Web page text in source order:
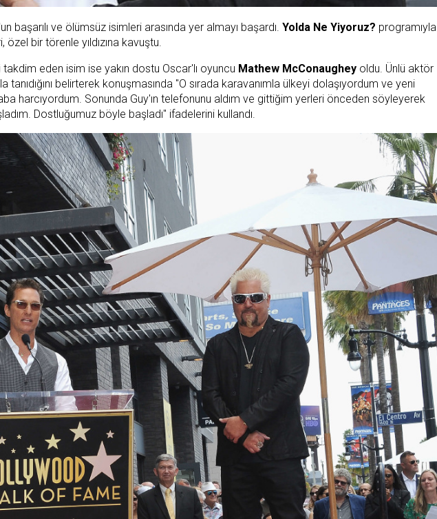
başarılı ve ölümsüz isimleri arasında yer almayı başardı. Yolda Ne Yiyoruz? programıyla
özel bir törenle yıldızına kavuştu.
eden isim ise yakın dostu Oscar'lı oyuncu Mathew McConaughey oldu. Ünlü aktör
tanıdığını belirterek konuşmasında "O sırada karavanımla ülkeyi dolaşıyordum ve yeni
harcıyordum. Sonunda Guy'ın telefonunu aldım ve gittiğim yerleri önceden söyleyerek
Dostluğumuz böyle başladı" ifadelerini kullandı.